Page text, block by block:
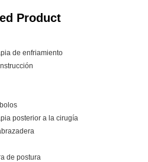
Product
de enfriamiento
posterior a la cirugía
de postura